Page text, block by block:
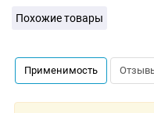
Похожие товары
Применимость